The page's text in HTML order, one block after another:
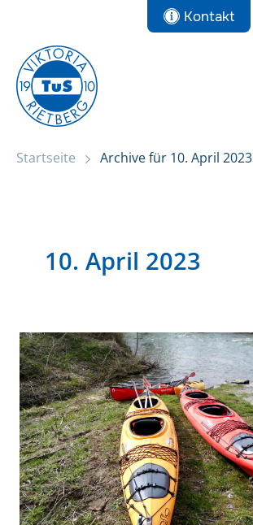
springen
Kontakt
Startseite Archive für 10. April 2023
10. April 2023
Mehrtagestour
über
Pfingsten